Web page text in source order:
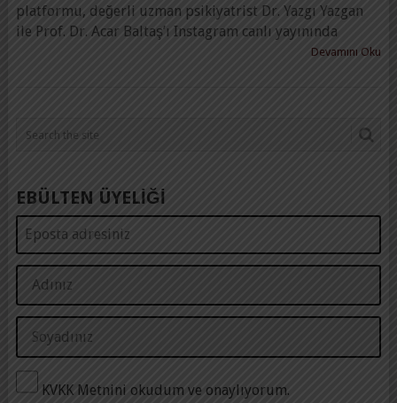
platformu, değerli uzman psikiyatrist Dr. Yazgı Yazgan
ile Prof. Dr. Acar Baltaş’ı Instagram canlı yayınında
Devamını Oku
EBÜLTEN ÜYELİĞİ
KVKK Metnini okudum ve onaylıyorum.